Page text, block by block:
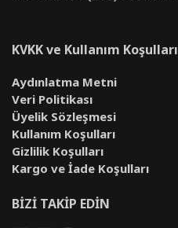
KVKK ve Kullanım Koşulları
Aydınlatma Metni
Veri Politikası
Üyelik Sözleşmesi
Kullanım Koşulları
Gizlilik Koşulları
Kargo ve İade Koşulları
BİZİ TAKİP EDİN